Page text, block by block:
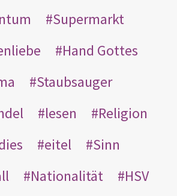
Supermarkt
Hand Gottes
Staubsauger
lesen
Religion
eitel
Sinn
Nationalität
HSV